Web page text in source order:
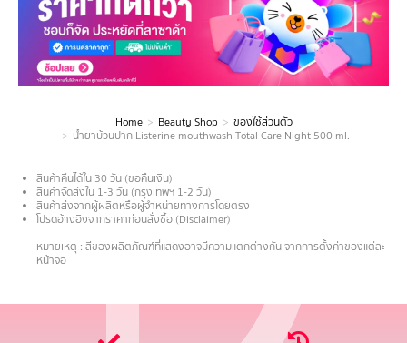
You are here: Home Beauty Shop
ของใช้ส่วนตัว
น้ำยาบ้วนปาก Listerine mouthwash Total Care Night 500 ml.
สินค้าคืนได้ใน 30 วัน (ขอคืนเงิน)
สินค้าจัดส่งใน 1-3 วัน (กรุงเทพฯ 1-2 วัน)
สินค้าส่งจากผู้ผลิตหรือผู้จำหน่ายทางการโดยตรง
โปรดอ้างอิงจากราคาก่อนสั่งซื้อ (Disclaimer)
หมายเหตุ : สีของผลิตภัณฑ์ที่แสดงอาจมีความแตกต่างกัน จากการตั้งค่าของแต่ละ
หน้าจอ